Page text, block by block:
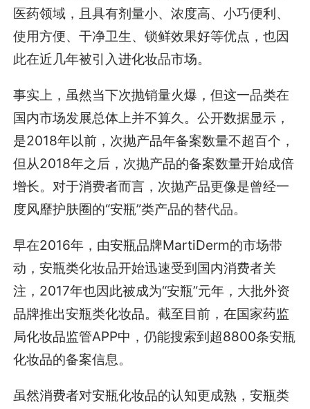
医药领域，且具有剂量小、浓度高、小巧便利、
使用方便、干净卫生、锁鲜效果好等优点，也因
此在近几年被引入进化妆品市场。
事实上，虽然当下次抛销量火爆，但这一品类在
国内市场发展总体上并不算久。公开数据显示，
是2018年以前，次抛产品年备案数量不超百个，
但从2018年之后，次抛产品的备案数量开始成倍
增长。对于消费者而言，次抛产品更像是曾经一
度风靡护肤圈的“安瓶”类产品的替代品。
早在2016年，由安瓶品牌MartiDerm的市场带
动，安瓶类化妆品开始迅速受到国内消费者关
注，2017年也因此被成为“安瓶”元年，大批外资
品牌推出安瓶类化妆品。截至目前，在国家药监
局化妆品监管APP中，仍能搜索到超8800条安瓶
化妆品的备案信息。
虽然消费者对安瓶化妆品的认知更成熟，安瓶类